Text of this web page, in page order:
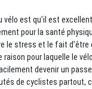
vélo est qu’il est
pour la santé
le stress et le fait d’être
raison pour laquelle le
devenir un
de cyclistes partout,